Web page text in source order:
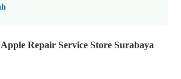
Repair Service Store Surabaya